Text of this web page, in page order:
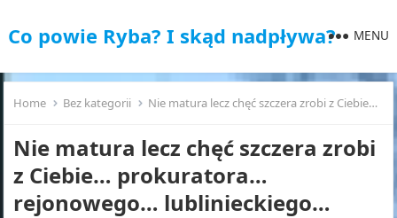
Co powie Ryba? I skąd nadpływa? MENU
Home Bez kategorii Nie matura lecz chęć szczera zrobi z Ciebie… prokuratora… rejonowego… lublinieckiego…
Nie matura lecz chęć szczera zrobi
z Ciebie… prokuratora…
rejonowego… lublinieckiego…